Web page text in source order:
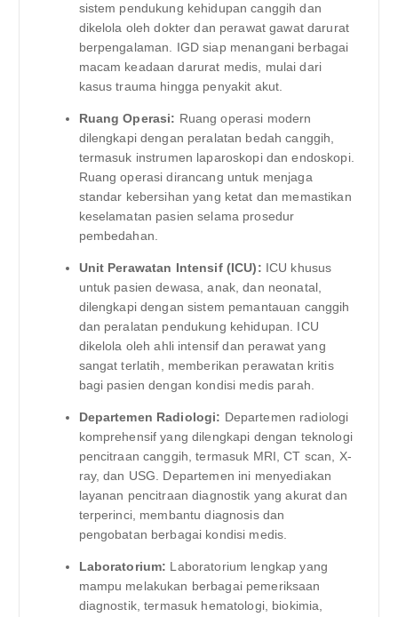
sistem pendukung kehidupan canggih dan
dikelola oleh dokter dan perawat gawat darurat
berpengalaman. IGD siap menangani berbagai
macam keadaan darurat medis, mulai dari
kasus trauma hingga penyakit akut.
Ruang Operasi: Ruang operasi modern
dilengkapi dengan peralatan bedah canggih,
termasuk instrumen laparoskopi dan endoskopi.
Ruang operasi dirancang untuk menjaga
standar kebersihan yang ketat dan memastikan
keselamatan pasien selama prosedur
pembedahan.
Unit Perawatan Intensif (ICU): ICU khusus
untuk pasien dewasa, anak, dan neonatal,
dilengkapi dengan sistem pemantauan canggih
dan peralatan pendukung kehidupan. ICU
dikelola oleh ahli intensif dan perawat yang
sangat terlatih, memberikan perawatan kritis
bagi pasien dengan kondisi medis parah.
Departemen Radiologi: Departemen radiologi
komprehensif yang dilengkapi dengan teknologi
pencitraan canggih, termasuk MRI, CT scan, X-
ray, dan USG. Departemen ini menyediakan
layanan pencitraan diagnostik yang akurat dan
terperinci, membantu diagnosis dan
pengobatan berbagai kondisi medis.
Laboratorium: Laboratorium lengkap yang
mampu melakukan berbagai pemeriksaan
diagnostik, termasuk hematologi, biokimia,